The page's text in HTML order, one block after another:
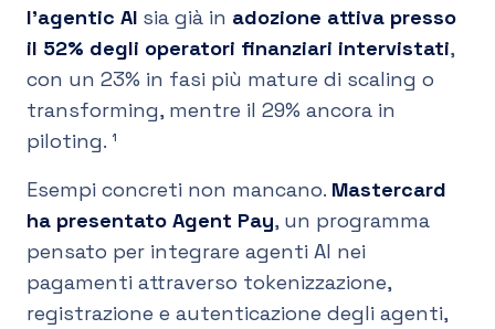
l’agentic AI sia già in adozione attiva presso
il 52% degli operatori finanziari intervistati,
con un 23% in fasi più mature di scaling o
transforming, mentre il 29% ancora in
piloting. ¹
Esempi concreti non mancano. Mastercard
ha presentato Agent Pay, un programma
pensato per integrare agenti AI nei
pagamenti attraverso tokenizzazione,
registrazione e autenticazione degli agenti,